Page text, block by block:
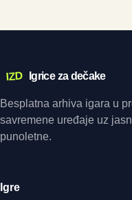
IZD Igrice za dečake
Besplatna arhiva igara u
savremene uređaje uz
punoletne.
Igre